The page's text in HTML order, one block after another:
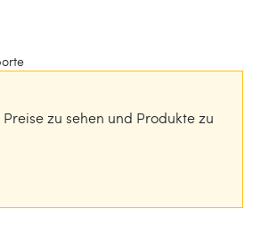
zu sehen und Produkte zu